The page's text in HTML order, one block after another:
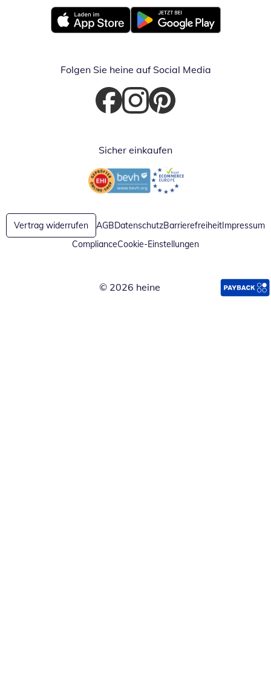
Öffnet in neuem FensterÖffnet in neuem Fenster
Folgen Sie heine auf Social Media
Öffnet in neuem Fenster
Öffnet in neuem Fenster
Öffnet in neuem Fenster
Sicher einkaufen
Öffnet in neuem FensterÖffnet in neuem Fenster
Vertrag widerrufen AGBDatenschutzBarrierefreiheitImpressum
ComplianceCookie-Einstellungen
© 2026 heine